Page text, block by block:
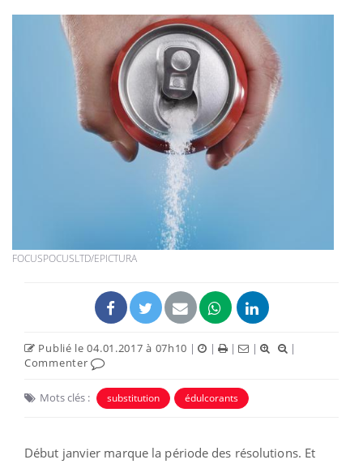
FOCUSPOCUSLTD/EPICTURA
Publié le 04.01.2017 à 07h10 | | | |
|
Commenter
Mots clés : substitution édulcorants
Début janvier marque la période des résolutions. Et